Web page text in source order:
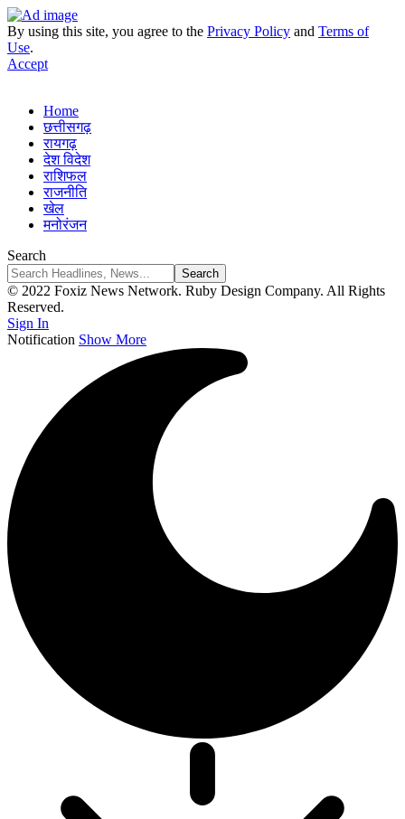
By using this site, you agree to the Privacy Policy and Terms of
Use.
Accept
Home
छत्तीसगढ़
रायगढ़
देश विदेश
राशिफल
राजनीति
खेल
मनोरंजन
Search
© 2022 Foxiz News Network. Ruby Design Company. All Rights
Reserved.
Sign In
Notification Show More